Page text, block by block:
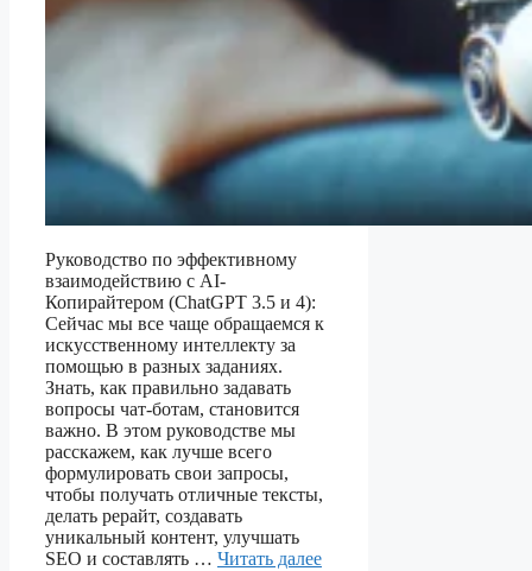
Руководство по эффективному
взаимодействию с AI-
Копирайтером (ChatGPT 3.5 и 4):
Сейчас мы все чаще обращаемся к
искусственному интеллекту за
помощью в разных заданиях.
Знать, как правильно задавать
вопросы чат-ботам, становится
важно. В этом руководстве мы
расскажем, как лучше всего
формулировать свои запросы,
чтобы получать отличные тексты,
делать рерайт, создавать
уникальный контент, улучшать
SEO и составлять … Читать далее